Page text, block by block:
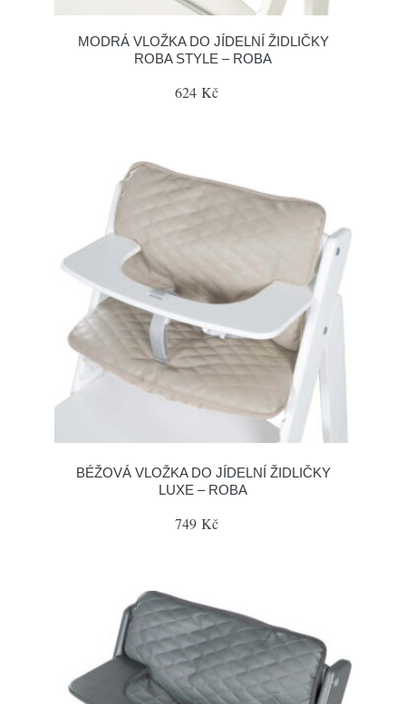
MODRÁ VLOŽKA DO JÍDELNÍ ŽIDLIČKY
ROBA STYLE – ROBA
624 Kč
BÉŽOVÁ VLOŽKA DO JÍDELNÍ ŽIDLIČKY
LUXE – ROBA
749 Kč